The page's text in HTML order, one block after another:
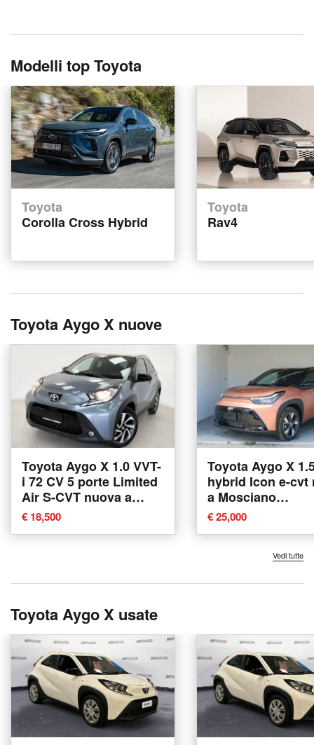
Modelli top Toyota
Toyota
Corolla Cross Hybrid
Toyota
Rav4
Toyota Aygo X nuove
Toyota Aygo X 1.0 VVT-
i 72 CV 5 porte Limited
Air S-CVT nuova a
Lurate Caccivio
€ 18,500
Toyota Aygo X
hybrid Icon e-cvt
a Mosciano
Sant'Angelo
€ 25,000
Vedi tutte
Toyota Aygo X usate